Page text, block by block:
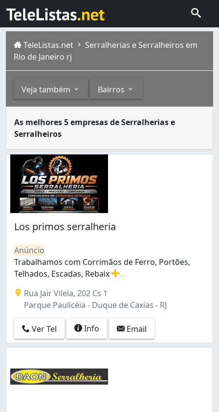
TeleListas.net
Serralherias e Serralheiros em
Rio de Janeiro rj
Veja também Bairros
Grades (1)
Anchieta (2)
Anil (5)
Bangu (13)
Barra da Tijuca (4)
Barros Filho (2)
Benfica (5)
Bento Ribeiro (2)
Bonsucesso (20)
Botafogo (6)
Braz de Pina (7)
Cachambi (5)
Campinho (1)
Campo Grande (22)
Cascadura (1)
Catete (1)
Catumbi (1)
Cidade Nova (1)
Cidade de Deus (6)
As melhores 5 empresas de Serralherias e
Serralheiros
A cidade do Rio de Janeiro capital do estado
Los primos serralheria
Anúncio
Trabalhamos com Corrimãos de Ferro, Portões,
Telhados, Escadas, Rebaix
Rua Jair Vilela, 202 Cs 1
Parque Paulicéia - Duque de Caxias - RJ
Ver Tel Info Email